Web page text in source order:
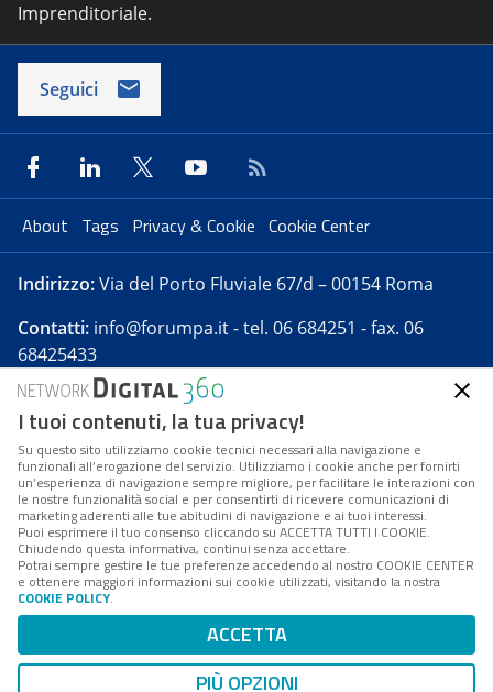
Imprenditoriale.
Seguici
About Tags Privacy & Cookie Cookie Center
Indirizzo:Via del Porto Fluviale 67/d – 00154 Roma
Contatti: info@forumpa.it- tel. 06 684251 - fax. 06
68425433
Forumpa.itè una pubblicazione telematica iscritta
presso Registro della stampa del Tribunale di Roma -
Reg. n. 182 del 2 maggio 2008 - Direttore resp. Michela
Stentella
FPA s.r.l. è società soggetta a Direzione e
Coordinamento da parte di Digital360 S.p.A. - FPA s.r.l.
è un'azienda certificata per il sistema di management
Codice Fiscale/Partita IVA n. 10693191008 - R.E.A. Roma
n. 1249791. ISP AWS
Mappa del sito
I tuoi contenuti, la tua privacy!
Su questo sito utilizziamo cookie tecnici necessari alla navigazione e
funzionali all’erogazione del servizio. Utilizziamo i cookie anche per fornirti
un’esperienza di navigazione sempre migliore, per facilitare le interazioni con
le nostre funzionalità social e per consentirti di ricevere comunicazioni di
marketing aderenti alle tue abitudini di navigazione e ai tuoi interessi.
Puoi esprimere il tuo consenso cliccando su ACCETTA TUTTI I COOKIE.
Chiudendo questa informativa, continui senza accettare.
Potrai sempre gestire le tue preferenze accedendo al nostro COOKIE CENTER
e ottenere maggiori informazioni sui cookie utilizzati, visitando la nostra
COOKIE POLICY.
ACCETTA
PIÙ OPZIONI